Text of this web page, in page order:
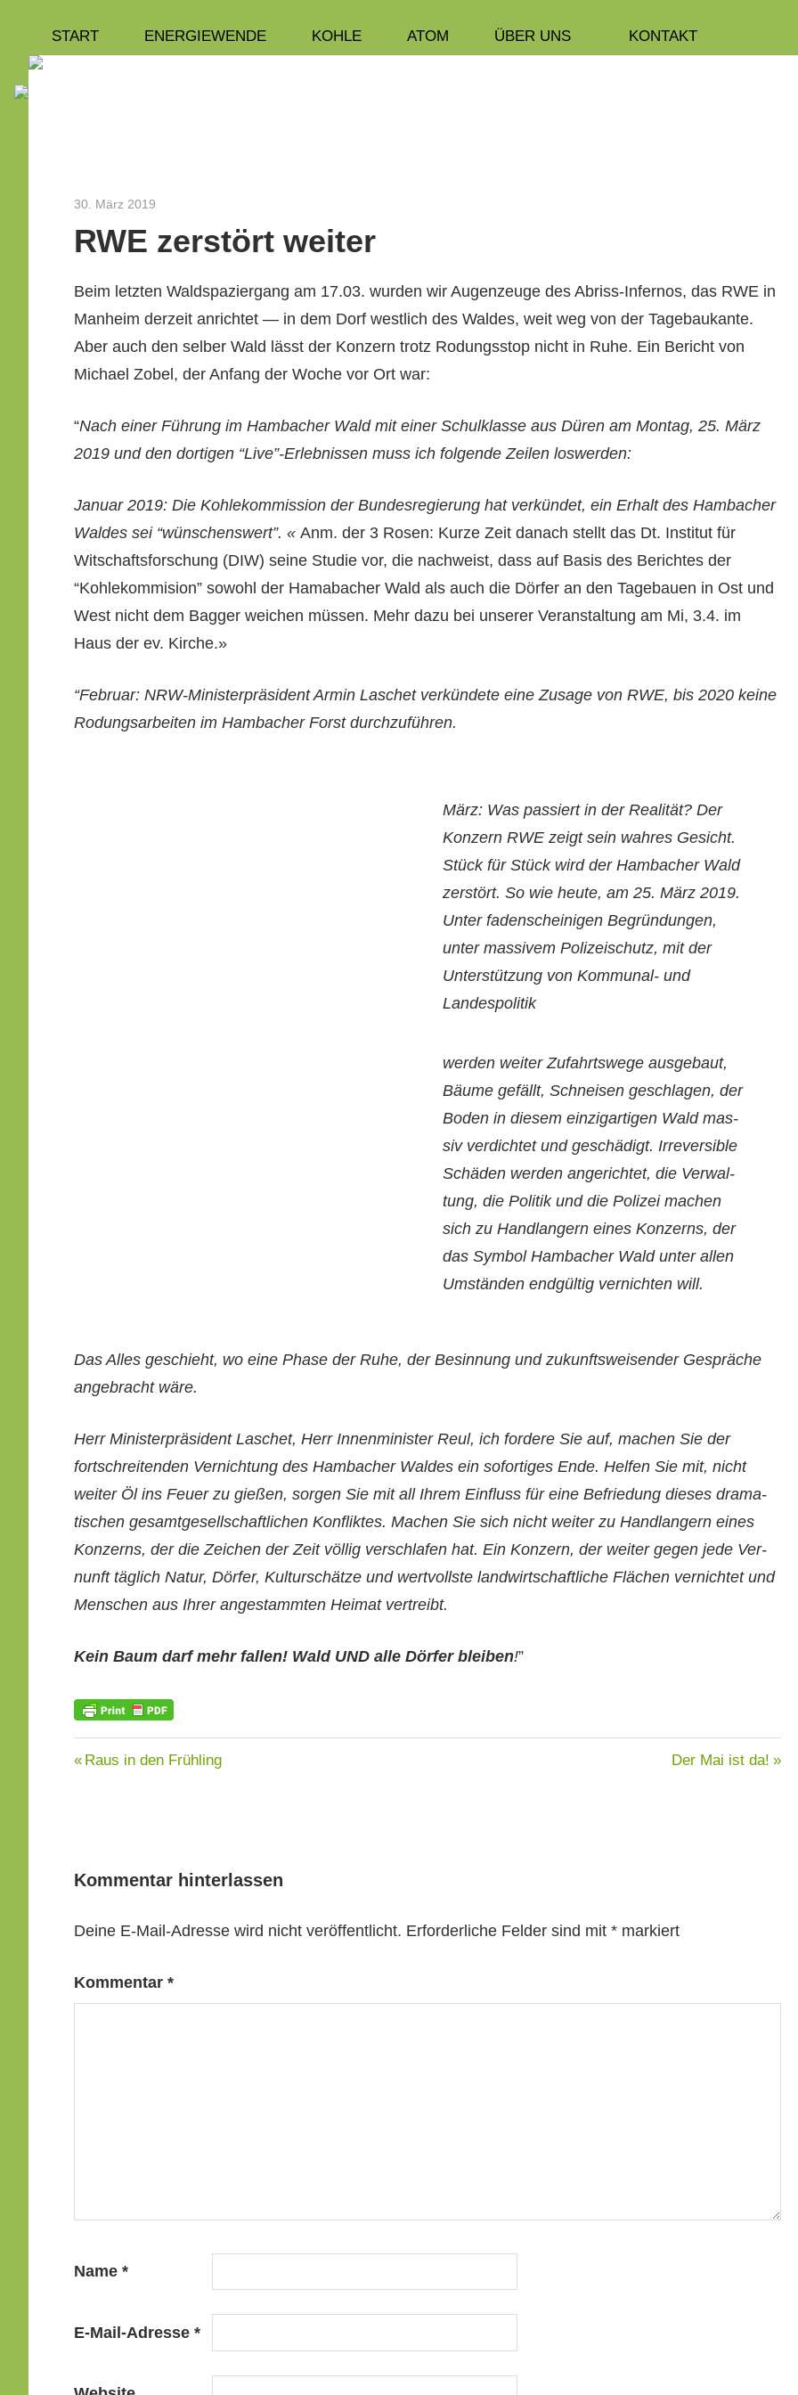
Inhalt
springenINITIATIVE
Rosen
Wir
2010
als
Bürgerinitiative
zu
Energie-
und
START ENERGIEWENDE KOHLE ATOM ÜBER UNS KONTAKT
30. März 2019
RWE zerstört weiter
Beim let­zten Waldspazier­gang am 17.03. wur­den wir Augen­zeuge des Abriss-Infer­nos, das RWE in
Man­heim derzeit anrichtet — in dem Dorf west­lich des Waldes, weit weg von der Tage­baukante.
Aber auch den sel­ber Wald lässt der Konz­ern trotz Rodungsstop nicht in Ruhe. Ein Bericht von
Michael Zobel, der Anfang der Woche vor Ort war:
“Nach ein­er Führung im Ham­bach­er Wald mit ein­er Schulk­lasse aus Düren am Mon­tag, 25. März
2019 und den dor­ti­gen “Live”-Erlebnissen muss ich fol­gende Zeilen loswerden:
Jan­u­ar 2019: Die Kohlekom­mis­sion der Bun­desregierung hat verkün­det, ein Erhalt des Ham­bach­er
Waldes sei “wün­schenswert”. « Anm. der 3 Rosen: Kurze Zeit danach stellt das Dt. Insti­tut für
Witschafts­forschung (DIW) seine Studie vor, die nach­weist, dass auf Basis des Bericht­es der
“Kohlekom­mi­sion” sowohl der Ham­abach­er Wald als auch die Dör­fer an den Tage­bauen in Ost und
West nicht dem Bag­ger weichen müssen. Mehr dazu bei unser­er Ver­anstal­tung am Mi, 3.4. im
Haus der ev. Kirche.»
“Feb­ru­ar: NRW-Min­is­ter­präsi­dent Armin Laschet verkün­dete eine Zusage von RWE, bis 2020 keine
Rodungsar­beit­en im Ham­bach­er Forst durchzuführen.
März: Was passiert in der Real­ität? Der
Konz­ern RWE zeigt sein wahres Gesicht.
Stück für Stück wird der Ham­bach­er Wald
zer­stört. So wie heute, am 25. März 2019.
Unter faden­scheini­gen Begrün­dun­gen,
unter mas­sivem Polizeis­chutz, mit der
Unter­stützung von Kom­mu­nal- und
Landespolitik
wer­den weit­er Zufahrtswege aus­ge­baut,
Bäume gefällt, Schneisen geschla­gen, der
Boden in diesem einzi­gar­ti­gen Wald mas­
siv verdichtet und geschädigt.Irre­versible
Schä­den wer­den angerichtet, die Ver­wal­
tung, die Poli­tik und die Polizei machen
sich zu Hand­langern eines Konz­erns, der
das Sym­bol Ham­bach­er Wald unter allen
Umstän­den endgültig ver­nicht­en will.
Das Alles geschieht, wo eine Phase der Ruhe, der Besin­nung und zukun­ftsweisender Gespräche
ange­bracht wäre.
Herr Min­is­ter­präsi­dent Laschet, Herr Innen­min­is­ter Reul, ich fordere Sie auf, machen Sie der
fortschre­i­t­en­den Ver­nich­tung des Ham­bach­er Waldes ein sofor­tiges Ende. Helfen Sie mit, nicht
weit­er Öl ins Feuer zu gießen, sor­gen Sie mit all Ihrem Ein­fluss für eine Befriedung dieses drama­
tis­chen gesamt­ge­sellschaftlichen Kon­flik­tes. Machen Sie sich nicht weit­er zu Hand­langern eines
Konz­erns, der die Zeichen der Zeit völ­lig ver­schlafen hat. Ein Konz­ern, der weit­er gegen jede Ver­
nun­ft täglich Natur, Dör­fer, Kul­turschätze und wertvoll­ste land­wirtschaftliche Flächen ver­nichtet und
Men­schen aus Ihrer anges­tammten Heimat vertreibt.
Kein Baum darf mehr fall­en! Wald UND alle Dör­fer bleiben!”
KOHLE
Beitragsnavigation
Vorheriger
Raus in den Frühling
Nächster
Der Mai ist da!
Kommentar hinterlassen
Deine E-Mail-Adresse wird nicht veröffentlicht. Erforderliche Felder sind mit * markiert
Kommentar *
Name *
E-Mail-Adresse *